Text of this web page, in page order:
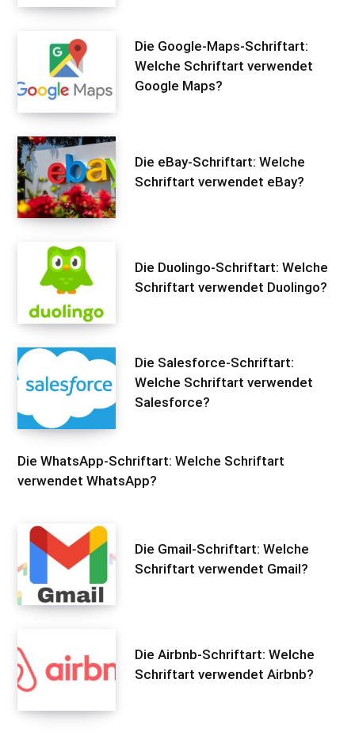
Die Google-Maps-Schriftart:
Welche Schriftart verwendet
Google Maps?
Die eBay-Schriftart: Welche
Schriftart verwendet eBay?
Die Duolingo-Schriftart: Welche
Schriftart verwendet Duolingo?
Die Salesforce-Schriftart:
Welche Schriftart verwendet
Salesforce?
Die WhatsApp-Schriftart: Welche Schriftart
verwendet WhatsApp?
Die Gmail-Schriftart: Welche
Schriftart verwendet Gmail?
Die Airbnb-Schriftart: Welche
Schriftart verwendet Airbnb?